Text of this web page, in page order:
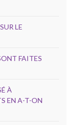
LE
FAITES
À
EN A-T-ON